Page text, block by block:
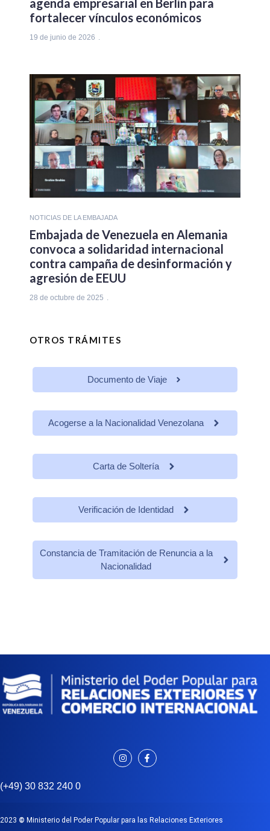
fortalecer vínculos económicos
19 de junio de 2026
NOTICIAS DE LA EMBAJADA
Embajada de Venezuela en Alemania
convoca a solidaridad internacional
contra campaña de desinformación y
agresión de EEUU
28 de octubre de 2025
OTROS TRÁMITES
Documento de Viaje
Acogerse a la Nacionalidad Venezolana
Carta de Soltería
Verificación de Identidad
Constancia de Tramitación de Renuncia a la
Nacionalidad
(+49) 30 832 240 0
2023 © Ministerio del Poder Popular para las Relaciones Exteriores